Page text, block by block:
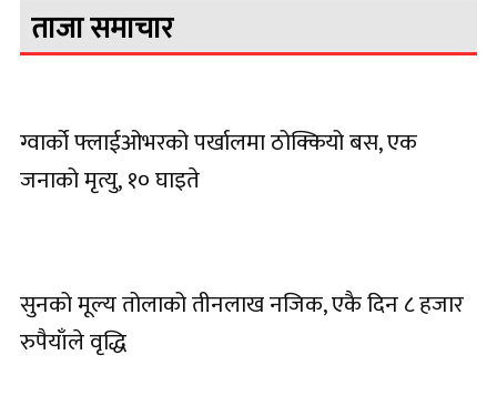
ताजा समाचार
ग्वार्को फ्लाईओभरको पर्खालमा ठोक्कियो बस, एक
जनाको मृत्यु, १० घाइते
सुनको मूल्य तोलाको तीनलाख नजिक, एकै दिन ८ हजार
रुपैयाँले वृद्धि